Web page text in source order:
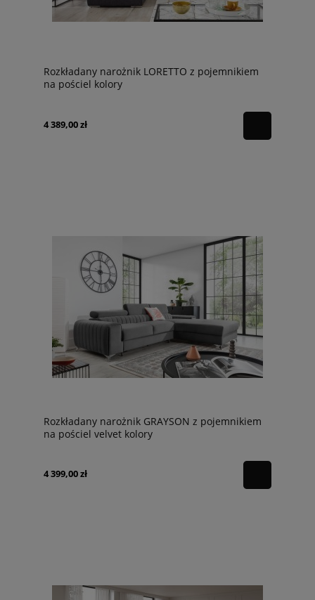
Rozkładany narożnik LORETTO z pojemnikiem
na pościel kolory
4 389,00 zł
Rozkładany narożnik GRAYSON z pojemnikiem
na pościel velvet kolory
4 399,00 zł